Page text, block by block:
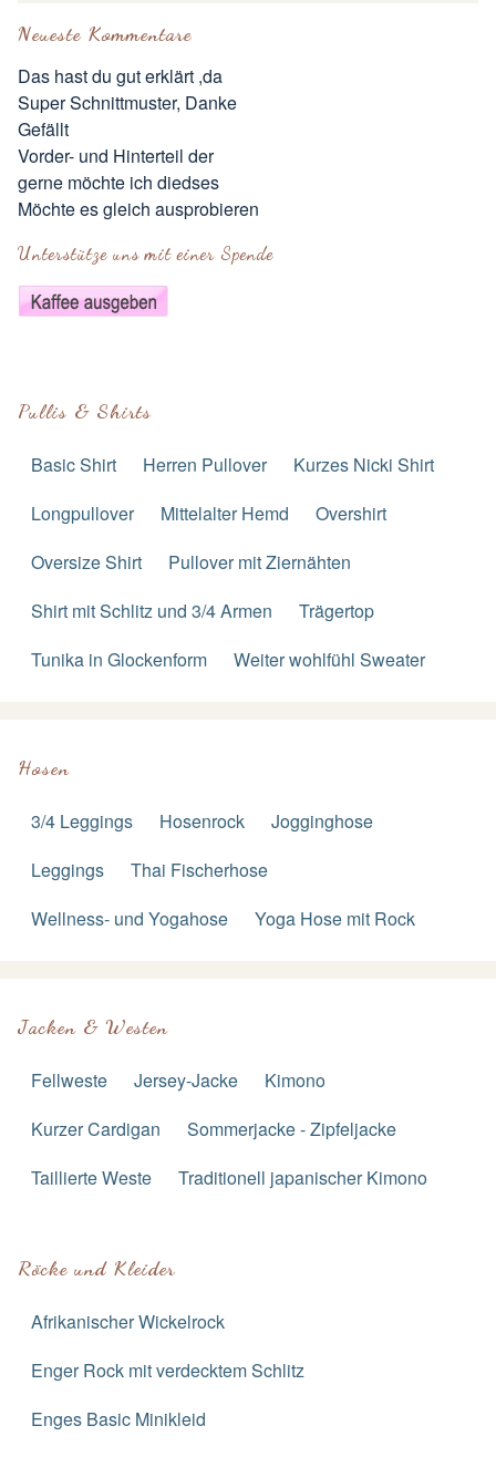
Neueste Kommentare
Das hast du gut erklärt ,da
Super Schnittmuster, Danke
Gefällt
Vorder- und Hinterteil der
gerne möchte ich diedses
Möchte es gleich ausprobieren
Unterstütze uns mit einer Spende
Pullis & Shirts
Basic Shirt Herren Pullover
Kurzes Nicki Shirt
Longpullover
Mittelalter Hemd
Overshirt
Oversize Shirt
Pullover mit Ziernähten
Shirt mit Schlitz und 3/4 Armen
Trägertop
Tunika in Glockenform
Weiter wohlfühl Sweater
Hosen
3/4 Leggings Hosenrock
Jogginghose
Leggings
Thai Fischerhose
Wellness- und Yogahose
Yoga Hose mit Rock
Jacken & Westen
Fellweste Jersey-Jacke
Kimono
Kurzer Cardigan
Sommerjacke - Zipfeljacke
Taillierte Weste
Traditionell japanischer Kimono
Röcke und Kleider
Afrikanischer Wickelrock
Enger Rock mit verdecktem Schlitz
Enges Basic Minikleid